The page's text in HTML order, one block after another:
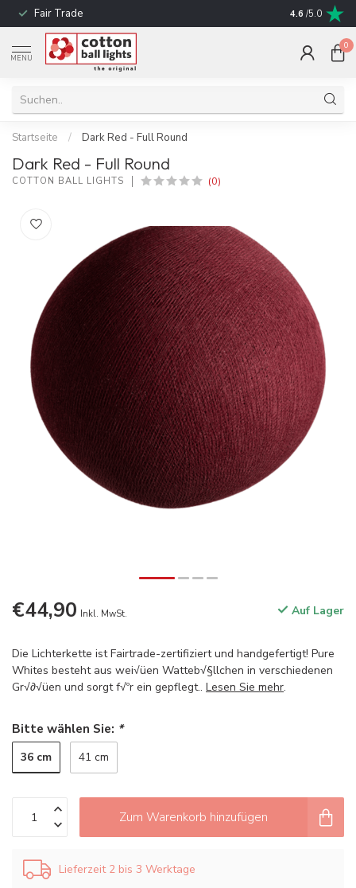
Fair Trade schnelle
4.6 /5.0
MENU
0
Startseite / Dark Red - Full Round
Dark Red - Full Round
COTTON BALL LIGHTS (0)
€44,90 Inkl. MwSt. Auf Lager
Die Lichterkette ist Fairtrade-zertifiziert und handgefertigt! Pure
Whites besteht aus wei√üen Watteb√§llchen in verschiedenen
Gr√∂√üen und sorgt f√ºr ein gepflegt.. Lesen Sie mehr.
Bitte wählen Sie: *
36 cm 41 cm
Zum Warenkorb hinzufügen
Lieferzeit 2 bis 3 Werktage